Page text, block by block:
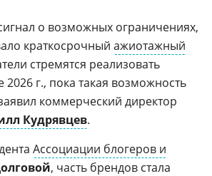
о возможных ограничениях,
краткосрочный ажиотажный
стремятся реализовать
г., пока такая возможность
коммерческий директор
Кудрявцев.
Ассоциации блогеров и
, часть брендов стала